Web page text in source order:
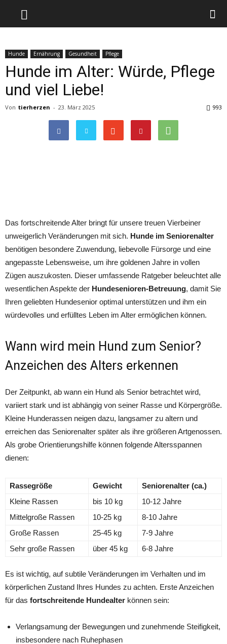
Hunde Ernährung Gesundheit Pflege
Hunde im Alter: Würde, Pflege
und viel Liebe!
Von tierherzen - 23. März 2025 993
Das fortschreitende Alter bringt für unsere treuen Vierbeiner
unweigerlich Veränderungen mit sich. Hunde im Seniorenalter
benötigen besondere Zuwendung, liebevolle Fürsorge und eine
angepasste Lebensweise, um ihre goldenen Jahre in vollen
Zügen auszukosten. Dieser umfassende Ratgeber beleuchtet alle
wesentlichen Aspekte der Hundesenioren-Betreuung, damit Sie
Ihren geliebten Hundesenior optimal unterstützen und ihm ein
würdevolles und erfülltes Leben im Alter ermöglichen können.
Wann wird mein Hund zum Senior?
Anzeichen des Alters erkennen
Der Zeitpunkt, ab wann ein Hund als Senior betrachtet wird,
variiert stark und ist abhängig von seiner Rasse und Körpergröße.
Kleine Hunderassen neigen dazu, langsamer zu altern und
erreichen das Seniorenalter später als ihre größeren Artgenossen.
Als grobe Orientierungshilfe können folgende Altersspannen
dienen:
Rassegröße Gewicht
Seniorenalter (ca.)
Kleine Rassen
bis 10 kg
10-12 Jahre
Mittelgroße Rassen
10-25 kg
8-10 Jahre
Große Rassen
25-45 kg
7-9 Jahre
Sehr große Rassen
über 45 kg 6-8 Jahre
Es ist wichtig, auf subtile Veränderungen im Verhalten und im
körperlichen Zustand Ihres Hundes zu achten. Erste Anzeichen
für das fortschreitende Hundealter können sein:
Verlangsamung der Bewegungen und zunehmende Steifigkeit,
insbesondere nach Ruhephasen